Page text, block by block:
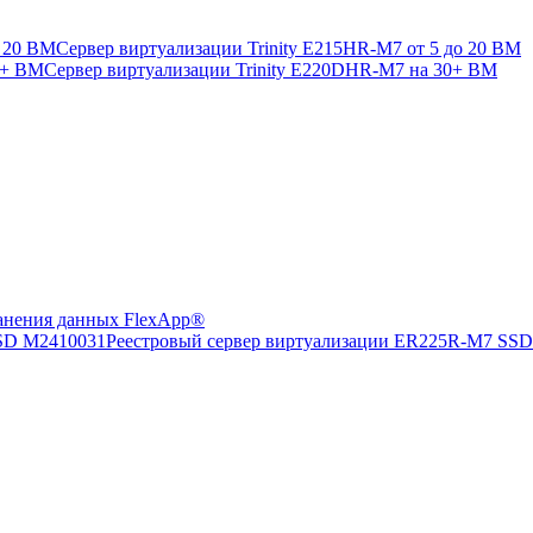
Сервер виртуализации Trinity E215HR-M7 от 5 до 20 ВМ
Сервер виртуализации Trinity E220DHR-M7 на 30+ ВМ
данных FlexApp®
Реестровый сервер виртуализации ER225R-M7